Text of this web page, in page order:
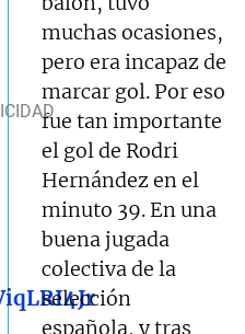
muchas ocasiones,
pero era incapaz de
marcar gol. Por eso
fue tan importante
el gol de Rodri
Hernández en el
minuto 39. En una
buena jugada
colectiva de la
selección
española, y tras